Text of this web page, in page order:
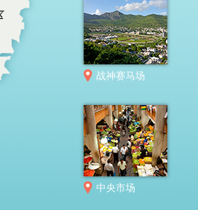
战神赛马场
中央市场